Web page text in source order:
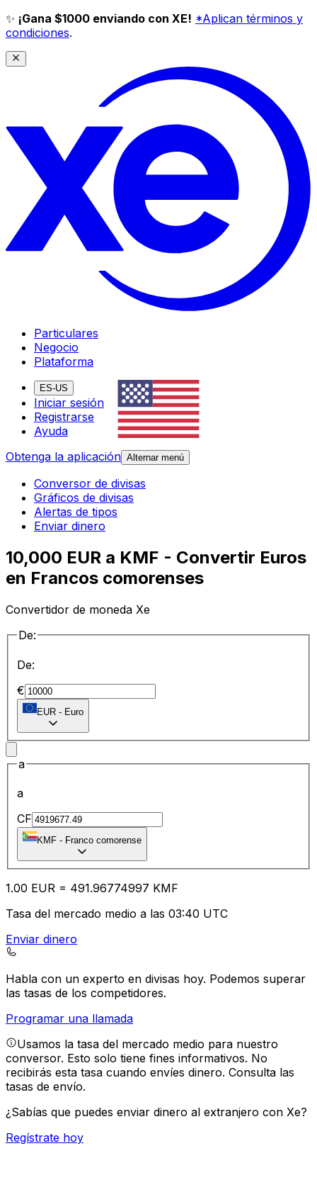
✨ ¡Gana $1000 enviando con XE! *Aplican términos y
condiciones.
Particulares
Negocio
Plataforma
ES-US
Iniciar sesión
Registrarse
Ayuda
Obtenga la aplicación Alternar menú
Conversor de divisas
Gráficos de divisas
Alertas de tipos
Enviar dinero
10,000 EUR a KMF - Convertir Euros
en Francos comorenses
Convertidor de moneda Xe
De:
De:
€
EUR - Euro
a
a
CF
KMF - Franco comorense
1.00 EUR = 491.96774997 KMF
Tasa del mercado medio a las 03:40 UTC
Enviar dinero
Habla con un experto en divisas hoy. Podemos superar
las tasas de los competidores.
Programar una llamada
Usamos la tasa del mercado medio para nuestro
conversor. Esto solo tiene fines informativos. No
recibirás esta tasa cuando envíes dinero. Consulta las
tasas de envío.
¿Sabías que puedes enviar dinero al extranjero con Xe?
Regístrate hoy